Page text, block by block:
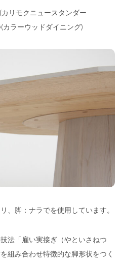
、脚：ナラでを使用しています。
法「雇い実接ぎ（やといさねつ
組み合わせ特徴的な脚形状をつく